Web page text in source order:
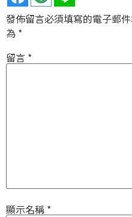
發佈留言必須填寫的電子郵
為 *
留言 *
顯示名稱 *